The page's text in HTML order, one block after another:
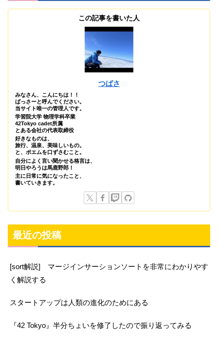
この記事を書いた人
つばさ
みなさん、こんにちは！！
ばっさーと呼んでください。
当サイト唯一の管理人です。
学習院大学 物理学科卒業
42Tokyo cadet所属
とある会社の代表取締役
好きなものは、
旅行、温泉、美味しいもの。
と、ポエムを口ずさむこと。
自分によく言い聞かせる格言は、
明日やろうは馬鹿野郎！
主に日常に気になったこと、
書いていきます。
最近の投稿
[sort解説] マージインサーションソートを非常にわかりやす
く解説する
スタートアップは人類の進化のためにある
『42 Tokyo』半分ちょいを修了したので振り返ってみる